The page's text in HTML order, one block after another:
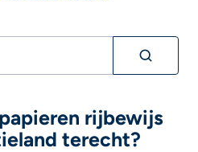
rijbewijs
terecht?